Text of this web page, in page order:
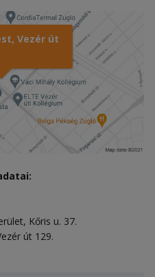
Vezér út
Kőris u. 37.
út 129.